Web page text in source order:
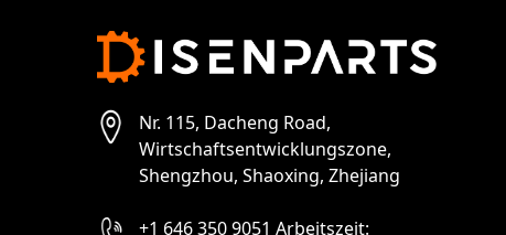
Nr. 115, Dacheng Road,
Wirtschaftsentwicklungszone,
Shengzhou, Shaoxing, Zhejiang
+1 646 350 9051 Arbeitszeit: